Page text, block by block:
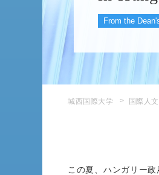
From the
城西国際大学 国際人
この夏、ハンガリー